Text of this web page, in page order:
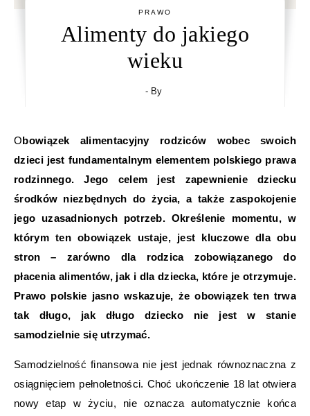
PRAWO
Alimenty do jakiego
wieku
- By
Obowiązek alimentacyjny rodziców wobec swoich
dzieci jest fundamentalnym elementem polskiego prawa
rodzinnego. Jego celem jest zapewnienie dziecku
środków niezbędnych do życia, a także zaspokojenie
jego uzasadnionych potrzeb. Określenie momentu, w
którym ten obowiązek ustaje, jest kluczowe dla obu
stron – zarówno dla rodzica zobowiązanego do
płacenia alimentów, jak i dla dziecka, które je otrzymuje.
Prawo polskie jasno wskazuje, że obowiązek ten trwa
tak długo, jak długo dziecko nie jest w stanie
samodzielnie się utrzymać.
Samodzielność finansowa nie jest jednak równoznaczna z
osiągnięciem pełnoletności. Choć ukończenie 18 lat otwiera
nowy etap w życiu, nie oznacza automatycznie końca